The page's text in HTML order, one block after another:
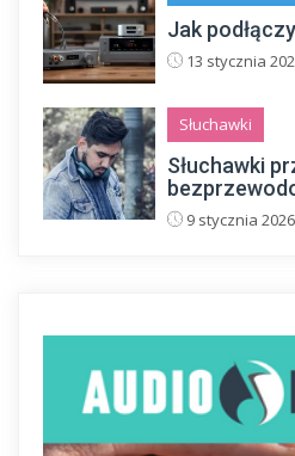
Jak
13 stycznia
Słuchawki
Słuchawki
9 stycznia 2026